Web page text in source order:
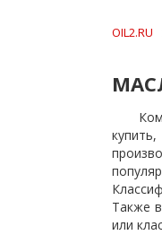
OIL2.RU
Также
или